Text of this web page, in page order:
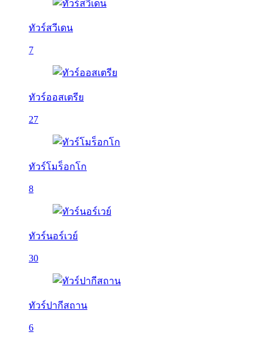
ทัวร์สวีเดน
7
ทัวร์ออสเตรีย
27
ทัวร์โมร็อกโก
8
ทัวร์นอร์เวย์
30
ทัวร์ปากีสถาน
6